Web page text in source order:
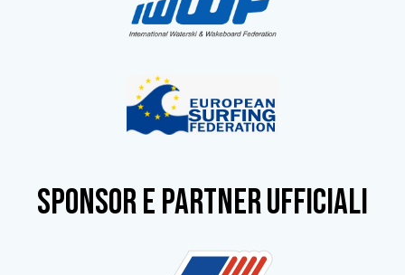
SPONSOR e partner ufficiali